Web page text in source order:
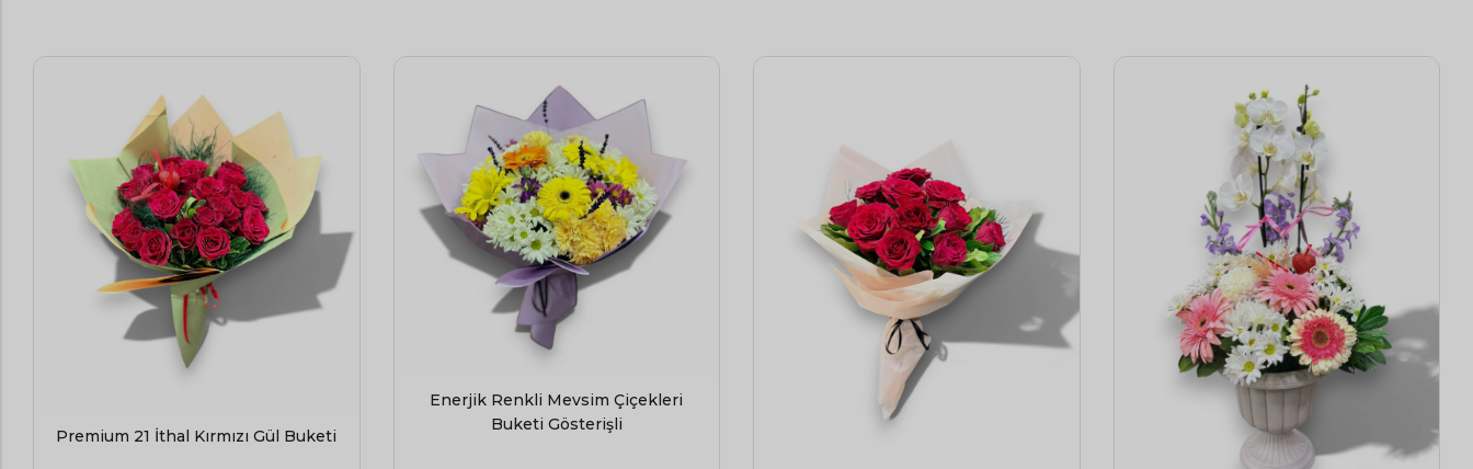
Premium 21 İthal Kırmızı Gül Buketi
Enerjik Renkli Mevsim Çiçekleri
Buketi Gösterişli
ÖZEL KIŞILER
Öğretmene Çiçek
Kadınlar Günü Çiçekleri
Yıldönümü Çiçekleri
Mezuniyet Çiçekleri